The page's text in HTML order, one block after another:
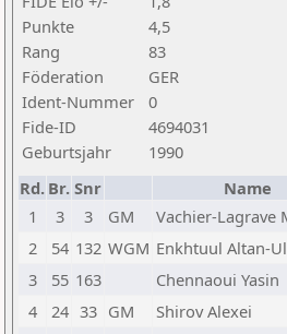
Punkte
4,5
Rang
83
Föderation
GER
Ident-Nummer
0
Fide-ID
4694031
Geburtsjahr
1990
Rd. Br. Snr Name
1
3 3 GM Vachier-Lagrave
2
54 132 WGM Enkhtuul Altan-
3
55 163 Chennaoui Yasin
4
24 33 GM Shirov Alexei